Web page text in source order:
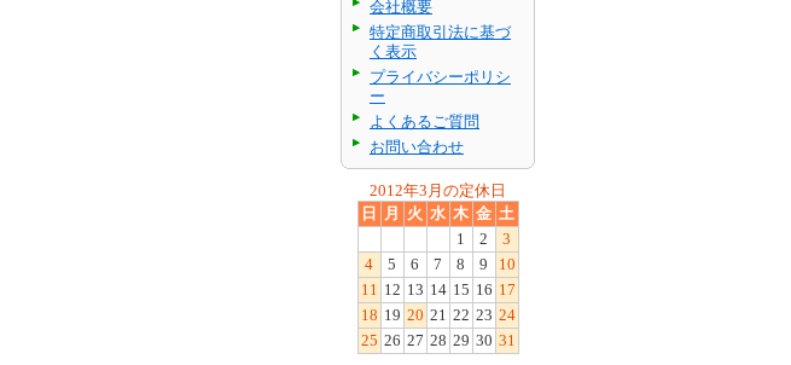
会社概要
特定商取引法に基づ
く表示
プライバシーポリシ
ー
よくあるご質問
お問い合わせ
2012年3月の定休日
日
月 火 水 木 金 土
1
2
3
4
5 6 7 8 9
10
11 12 13 14 15 16 17
18 19 20 21 22 23 24
25 26 27 28 29 30 31